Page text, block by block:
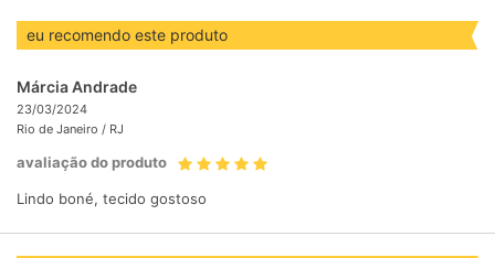
eu recomendo este produto
Márcia Andrade
23/03/2024
Rio de Janeiro / RJ
avaliação do produto
Lindo boné, tecido gostoso